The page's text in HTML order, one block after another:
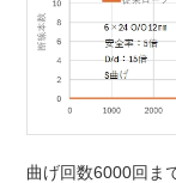
曲げ回数6000回ま